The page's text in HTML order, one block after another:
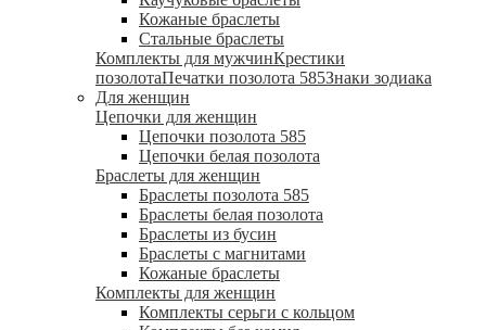
Кожаные браслеты
Стальные браслеты
Комплекты для мужчинКрестики
позолотаПечатки позолота 585Знаки зодиака
Для женщин
Цепочки для женщин
Цепочки позолота 585
Цепочки белая позолота
Браслеты для женщин
Браслеты позолота 585
Браслеты белая позолота
Браслеты из бусин
Браслеты с магнитами
Кожаные браслеты
Комплекты для женщин
Комплекты серьги с кольцом